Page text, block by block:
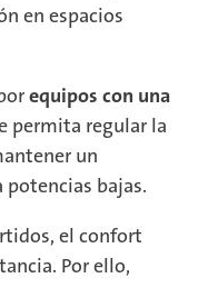
en espacios
equipos con una
permita regular la
un
bajas.
el confort
Por ello,